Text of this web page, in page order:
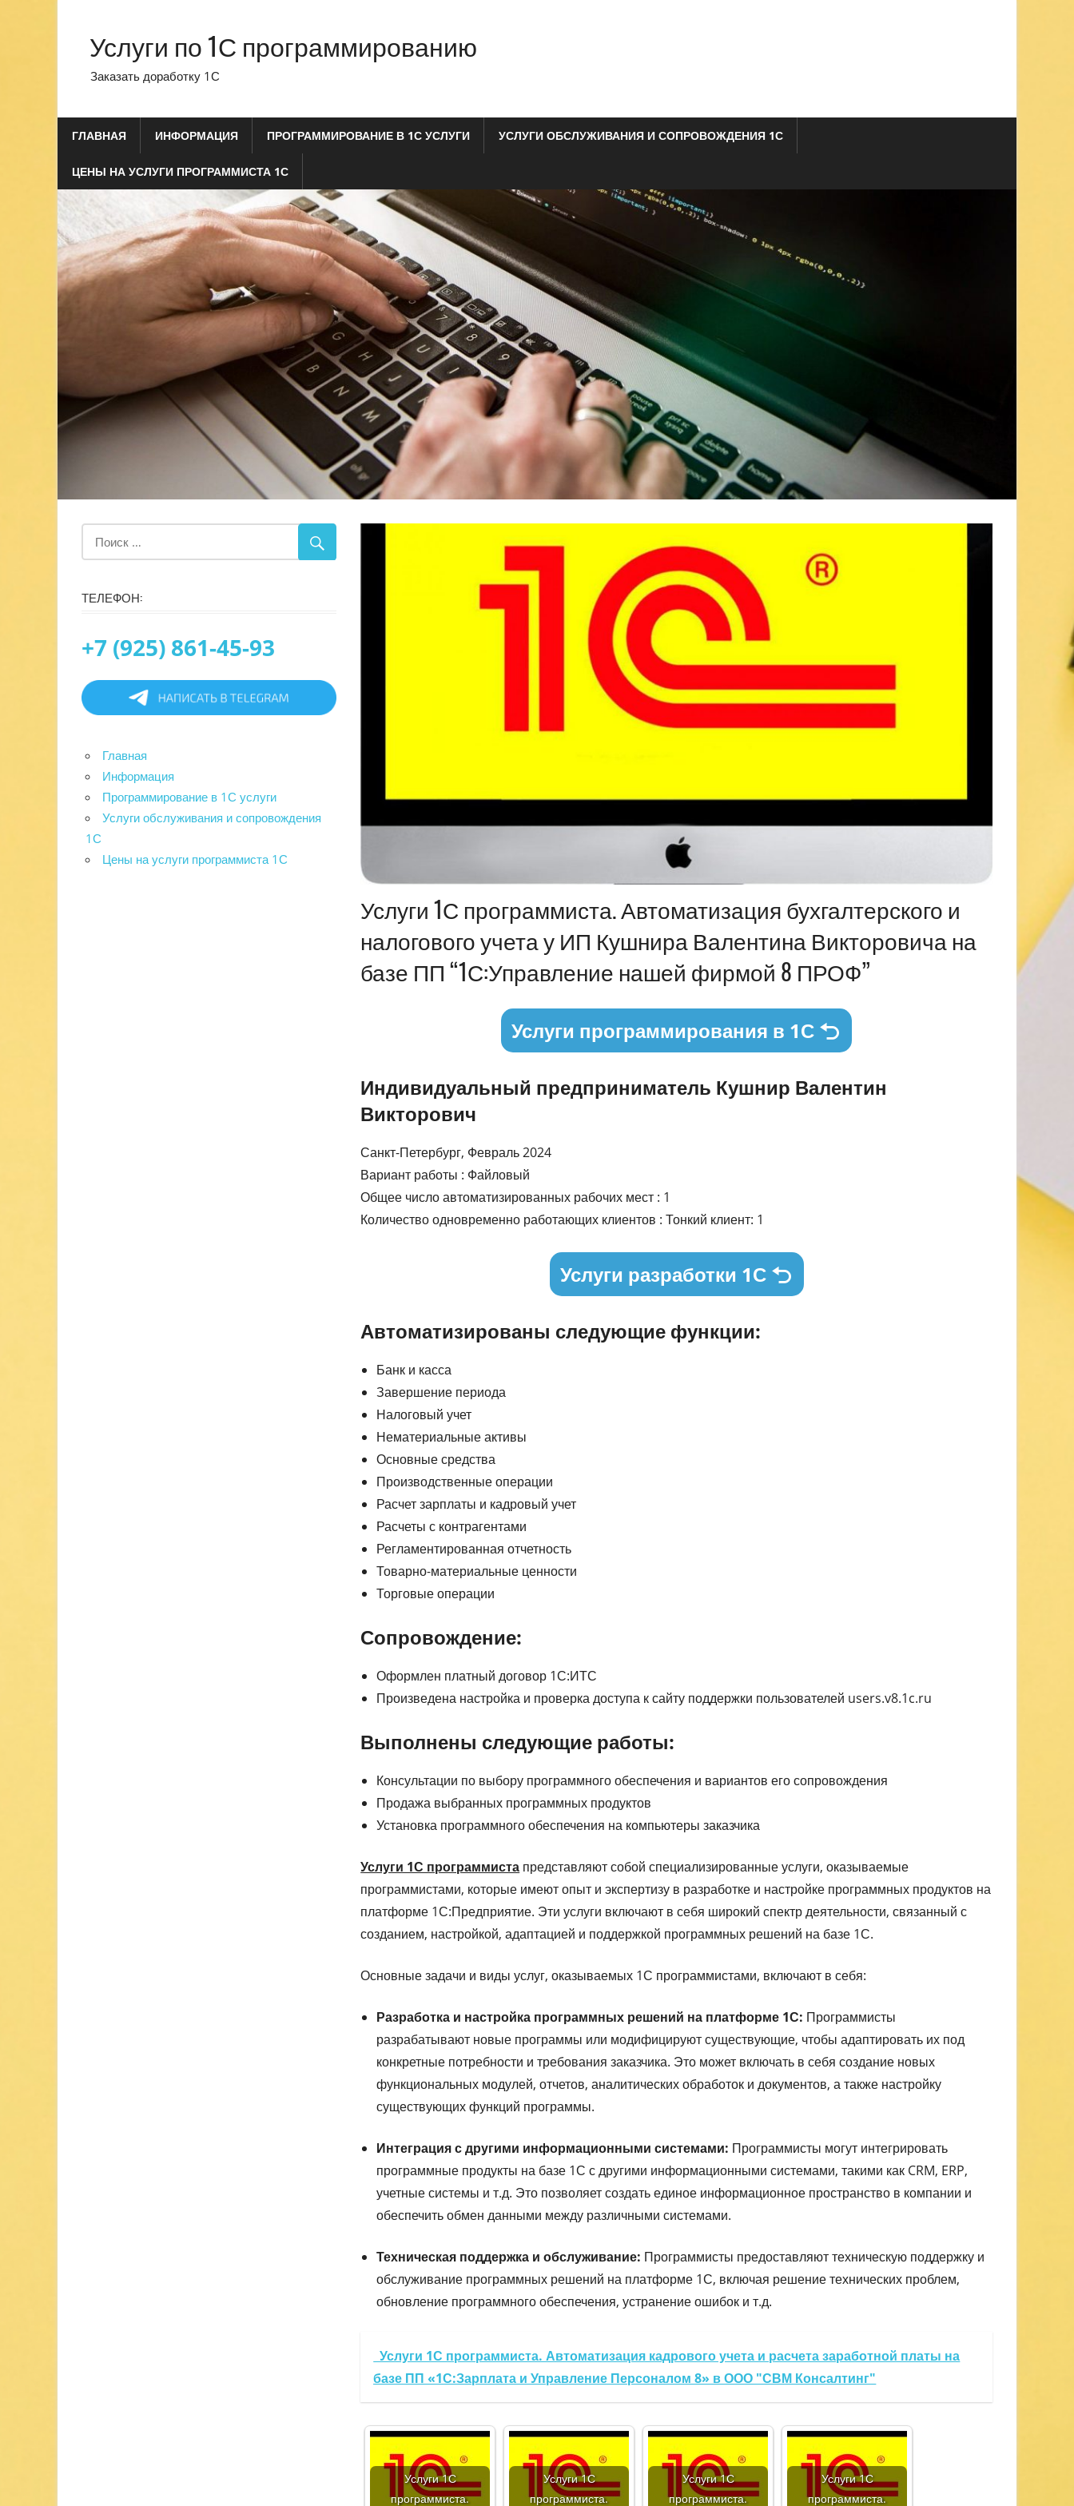
содержимому
Услуги по 1С программированию
Заказать доработку 1С
ГЛАВНАЯ ИНФОРМАЦИЯ ПРОГРАММИРОВАНИЕ В 1С УСЛУГИ УСЛУГИ ОБСЛУЖИВАНИЯ И СОПРОВОЖДЕНИЯ 1С
ЦЕНЫ НА УСЛУГИ ПРОГРАММИСТА 1С
Информация
Услуги 1С программиста. Автоматизация бухгалтерского и
налогового учета у ИП Кушнира Валентина Викторовича на
базе ПП “1С:Управление нашей фирмой 8 ПРОФ”
Услуги программирования в 1С
Индивидуальный предприниматель Кушнир Валентин
Викторович
Санкт-Петербург, Февраль 2024
Вариант работы : Файловый
Общее число автоматизированных рабочих мест : 1
Количество одновременно работающих клиентов : Тонкий клиент: 1
Услуги разработки 1С
Автоматизированы следующие функции:
Банк и касса
Завершение периода
Налоговый учет
Нематериальные активы
Основные средства
Производственные операции
Расчет зарплаты и кадровый учет
Расчеты с контрагентами
Регламентированная отчетность
Товарно-материальные ценности
Торговые операции
Сопровождение:
Оформлен платный договор 1С:ИТС
Произведена настройка и проверка доступа к сайту поддержки пользователей users.v8.1c.ru
Выполнены следующие работы:
Консультации по выбору программного обеспечения и вариантов его сопровождения
Продажа выбранных программных продуктов
Установка программного обеспечения на компьютеры заказчика
Услуги 1С программиста представляют собой специализированные услуги, оказываемые
программистами, которые имеют опыт и экспертизу в разработке и настройке программных продуктов на
платформе 1С:Предприятие. Эти услуги включают в себя широкий спектр деятельности, связанный с
созданием, настройкой, адаптацией и поддержкой программных решений на базе 1С.
Основные задачи и виды услуг, оказываемых 1С программистами, включают в себя:
Разработка и настройка программных решений на платформе 1С: Программисты
разрабатывают новые программы или модифицируют существующие, чтобы адаптировать их под
конкретные потребности и требования заказчика. Это может включать в себя создание новых
функциональных модулей, отчетов, аналитических обработок и документов, а также настройку
существующих функций программы.
Интеграция с другими информационными системами: Программисты могут интегрировать
программные продукты на базе 1С с другими информационными системами, такими как CRM, ERP,
учетные системы и т.д. Это позволяет создать единое информационное пространство в компании и
обеспечить обмен данными между различными системами.
Техническая поддержка и обслуживание: Программисты предоставляют техническую поддержку и
обслуживание программных решений на платформе 1С, включая решение технических проблем,
обновление программного обеспечения, устранение ошибок и т.д.
Услуги 1С программиста. Автоматизация кадрового учета и расчета заработной платы на
базе ПП «1С:Зарплата и Управление Персоналом 8» в ООО "СВМ Консалтинг"
Услуги 1С
программиста.
Услуги 1С
программиста.
Услуги 1С
программиста.
Услуги 1С
программиста.
ТЕЛЕФОН:
+7 (925) 861-45-93
Главная
Информация
Программирование в 1С услуги
Услуги обслуживания и сопровождения
1С
Цены на услуги программиста 1С